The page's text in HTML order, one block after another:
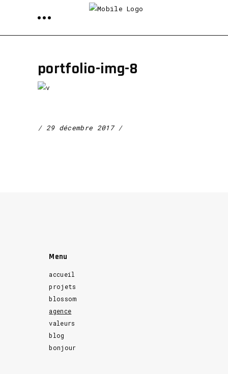
portfolio-img-8
29 décembre 2017
Menu
accueil
projets
blossom
agence
valeurs
blog
bonjour